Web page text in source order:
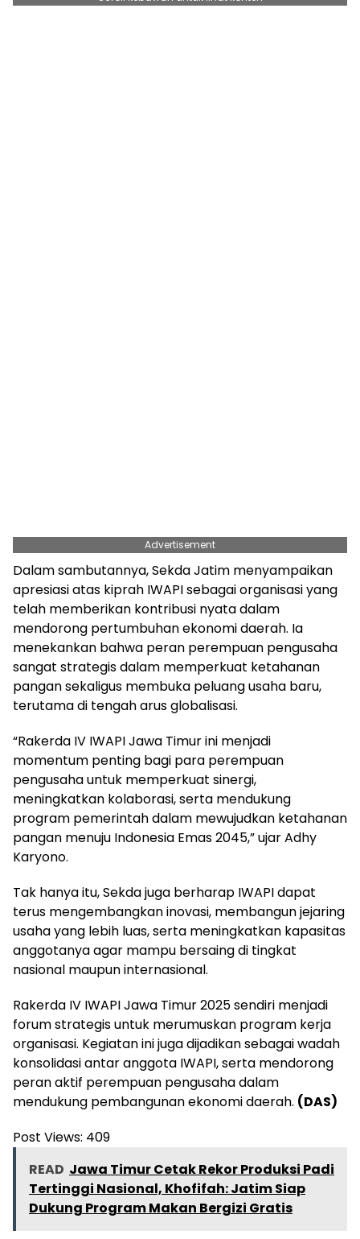
Advertisement
Dalam sambutannya, Sekda Jatim menyampaikan
apresiasi atas kiprah IWAPI sebagai organisasi yang
telah memberikan kontribusi nyata dalam
mendorong pertumbuhan ekonomi daerah. Ia
menekankan bahwa peran perempuan pengusaha
sangat strategis dalam memperkuat ketahanan
pangan sekaligus membuka peluang usaha baru,
terutama di tengah arus globalisasi.
“Rakerda IV IWAPI Jawa Timur ini menjadi
momentum penting bagi para perempuan
pengusaha untuk memperkuat sinergi,
meningkatkan kolaborasi, serta mendukung
program pemerintah dalam mewujudkan ketahanan
pangan menuju Indonesia Emas 2045,” ujar Adhy
Karyono.
Tak hanya itu, Sekda juga berharap IWAPI dapat
terus mengembangkan inovasi, membangun jejaring
usaha yang lebih luas, serta meningkatkan kapasitas
anggotanya agar mampu bersaing di tingkat
nasional maupun internasional.
Rakerda IV IWAPI Jawa Timur 2025 sendiri menjadi
forum strategis untuk merumuskan program kerja
organisasi. Kegiatan ini juga dijadikan sebagai wadah
konsolidasi antar anggota IWAPI, serta mendorong
peran aktif perempuan pengusaha dalam
mendukung pembangunan ekonomi daerah. (DAS)
Post Views: 409
READ Jawa Timur Cetak Rekor Produksi Padi
Tertinggi Nasional, Khofifah: Jatim Siap
Dukung Program Makan Bergizi Gratis